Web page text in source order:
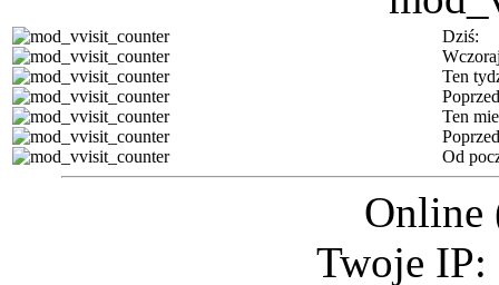
Dziś:
Ten
Ten
Od
Online
Twoje IP: